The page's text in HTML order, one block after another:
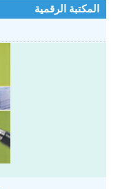
المكتبة الرقمية